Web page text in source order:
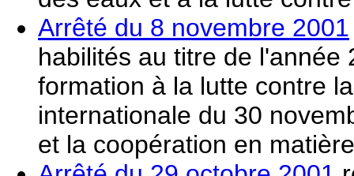
Arrêté du 8 novembre 2001
habilités au titre de l'année
formation à la lutte contre
internationale du 30
et la coopération en